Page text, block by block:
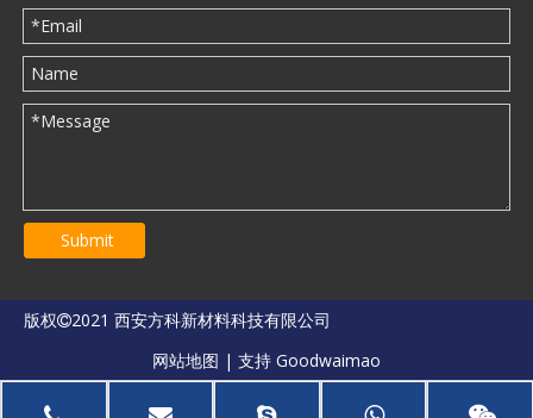
Submit
版权2021 西安方科新材料科技有限公司
网站地图 | 支持 Goodwaimao